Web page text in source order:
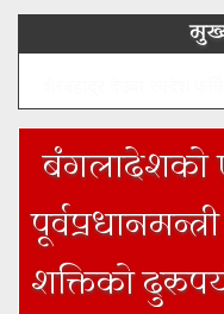
नेता–कार्यकर्ताहरूलाई
शक्तिको